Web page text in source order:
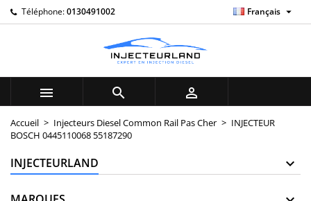
Téléphone:0130491002 Français 
  
Accueil Injecteurs Diesel Common Rail Pas Cher
INJECTEUR
BOSCH 0445110068 55187290
INJECTEURLAND
My wishlists ×
add_circle_outline
((title)) ×
((cancelText))
Connexion ×
Vous devez être connecté pour ajouter des produits à
votre liste d'envies.
((cancelText)) ((loginText))